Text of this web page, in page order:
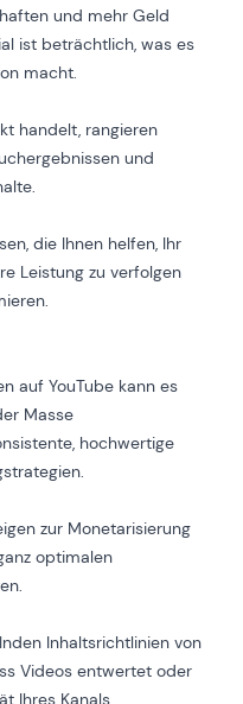
und mehr Geld
ist beträchtlich, was es
macht.
handelt, rangieren
und
die Ihnen helfen, Ihr
Leistung zu verfolgen
auf YouTube kann es
Masse
hochwertige
zur Monetarisierung
optimalen
Inhaltsrichtlinien von
Videos entwertet oder
Ihres Kanals